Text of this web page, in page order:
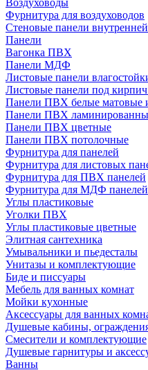
Воздуховоды
Фурнитура для воздуховодов
Стеновые панели
Панели
Вагонка ПВХ
Панели МДФ
Листовые панели
Листовые панели под
Панели ПВХ белые матовые
Панели ПВХ
Панели ПВХ цветные
Панели ПВХ потолочные
Фурнитура для панелей
Фурнитура для листовых
Фурнитура для ПВХ панелей
Фурнитура для МДФ панелей
Углы пластиковые
Уголки ПВХ
Углы пластиковые цветные
Элитная сантехника
Умывальники и пьедесталы
Унитазы и комплектующие
Биде и писсуары
Мебель для ванных комнат
Мойки кухонные
Аксессуары для ванных
Душевые кабины,
Смесители и комплектующие
Душевые гарнитуры и
Ванны